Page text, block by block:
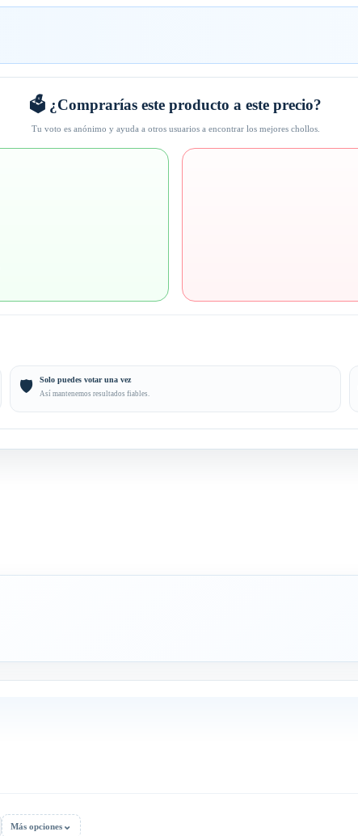
🗳️ ¿Comprarías este producto a este precio?
Tu voto es anónimo y ayuda a otros usuarios a encontrar los mejores chollos.
🛡️ Solo puedes votar una vez
Así mantenemos resultados fiables.
Más opciones ⌄